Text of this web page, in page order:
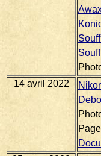
14 avril 2022
Page